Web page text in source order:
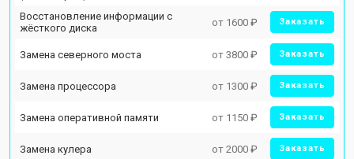
Восстановление информации с
жёсткого диска
от 1600 ₽ Заказать
Замена северного моста от 3800 ₽ Заказать
Замена процессора от 1300 ₽ Заказать
Замена оперативной памяти от 1150 ₽ Заказать
Замена кулера от 2000 ₽ Заказать